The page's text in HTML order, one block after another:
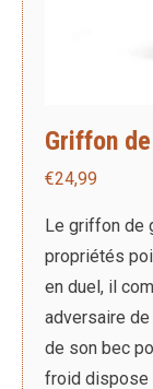
Griffon
€24,99
Le griffon de
propriétés
en duel, il
adversaire
de son bec
froid dispose